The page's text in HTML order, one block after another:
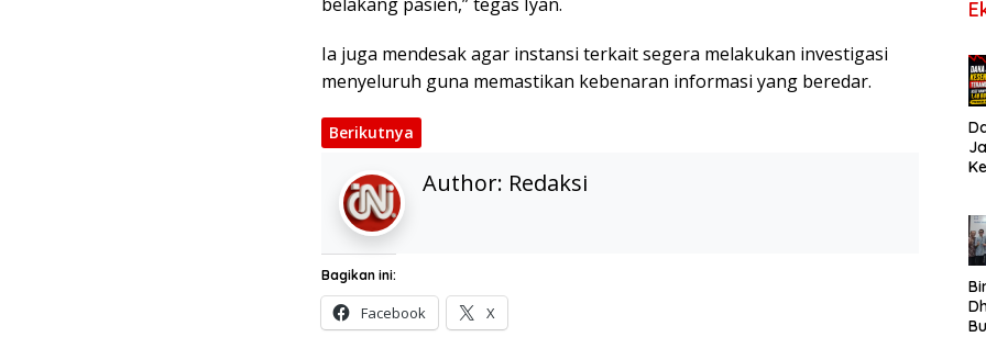
Ia juga mendesak agar instansi terkait segera melakukan investigasi
menyeluruh guna memastikan kebenaran informasi yang beredar.
Berikutnya
Author: Redaksi
Bagikan ini:
Facebook X